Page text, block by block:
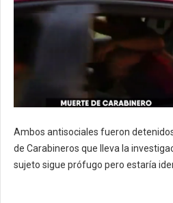
Ambos antisociales fueron
de Carabineros que lleva la
sujeto sigue prófugo pero estaría